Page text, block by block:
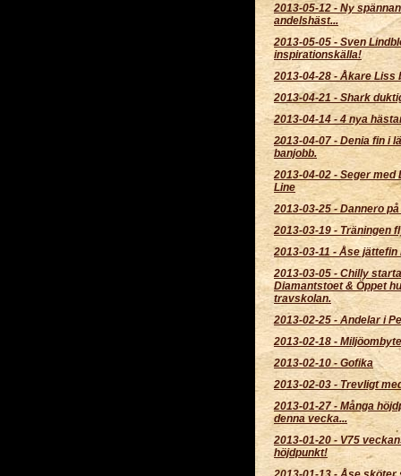
2013-05-12- Ny
andelshäst...
2013-05-05- Sven
inspirationskälla!
2013-04-28- Åkare Liss
2013-04-21 - Shark
2013-04-14 -4 nya
2013-04-07- Denia fin i
banjobb.
2013-04-02 - Seger med
Line
2013-03-25-Dannero
2013-03-19- Träningen
2013-03-11 - Åse jättefin
2013-03-05 - Chilly
Diamantstoet & Öppet
travskolan.
2013-02-25 -Andelar i
2013-02-18 - Miljöombyte
2013-02-10- Gofika
2013-02-03 -Trevligt
2013-01-27- Många
denna vecka...
2013-01-20- V75
höjdpunkt!